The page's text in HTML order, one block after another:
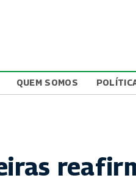
QUEM SOMOS